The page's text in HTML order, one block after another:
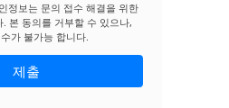
정보는 문의 접수 해결을 위한
. 본 동의를 거부할 수 있으나,
가 불가능 합니다.